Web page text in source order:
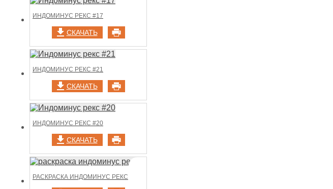
ИНДОМИНУС РЕКС #17
СКАЧАТЬ
ИНДОМИНУС РЕКС #21
СКАЧАТЬ
ИНДОМИНУС РЕКС #20
СКАЧАТЬ
РАСКРАСКА ИНДОМИНУС РЕКС